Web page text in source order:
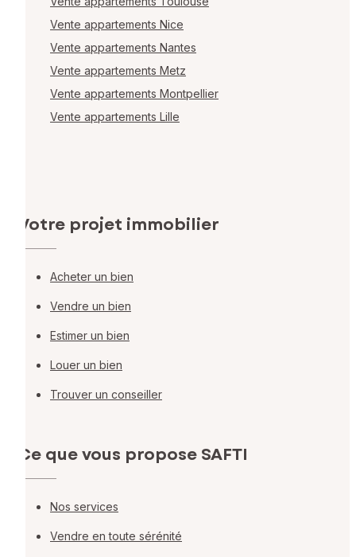
Vente appartements Nice
Vente appartements Nantes
Vente appartements Metz
Vente appartements Montpellier
Vente appartements Lille
Votre projet immobilier
Acheter un bien
Vendre un bien
Estimer un bien
Louer un bien
Trouver un conseiller
Ce que vous propose SAFTI
Nos services
Vendre en toute sérénité